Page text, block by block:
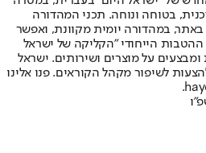
בטוחה ונוחה. תכני המהדורה
במהדורה יומית מקוונת, ואפשר
ההטבות הייחודי "הקליקה של ישראל
על מוצרים ושירותים. ישראל
לשיפור מקהל הקוראים. פנו אלינו